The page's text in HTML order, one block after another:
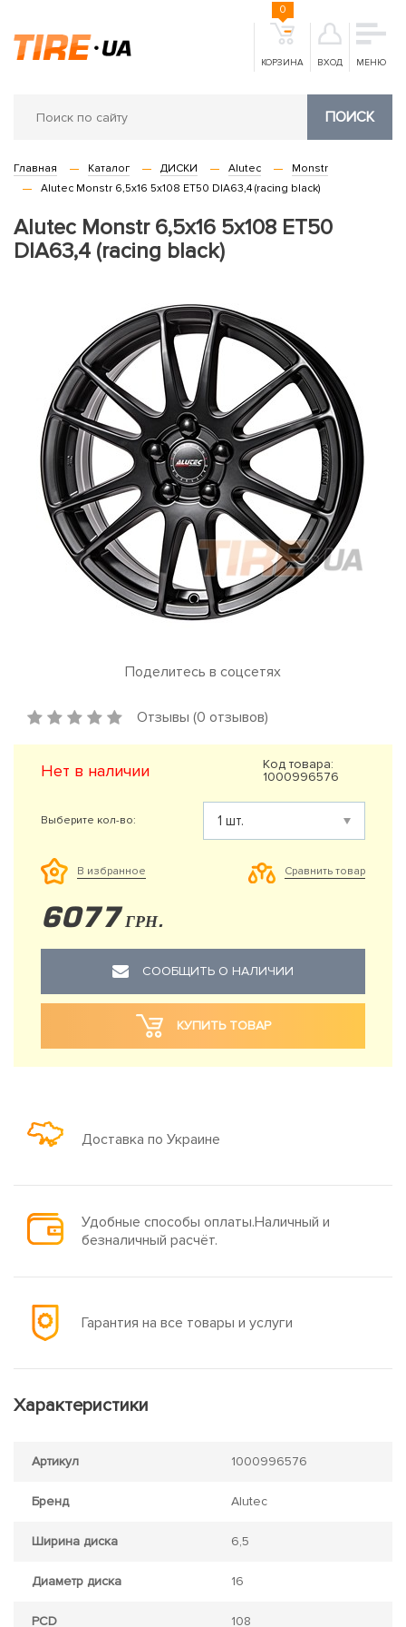
КОРЗИНА
0
ВХОД МЕНЮ
ПОИСК
Главная Каталог ДИСКИ Alutec
Monstr
Alutec Monstr 6,5x16 5x108 ET50 DIA63,4 (racing black)
Alutec Monstr 6,5x16 5x108 ET50
DIA63,4 (racing black)
Поделитесь в соцсетях
Отзывы (0 отзывов)
Нет в наличии
Код товара:
1000996576
Выберите кол-во:
В избранное Сравнить товар
6077 ГРН.
СООБЩИТЬ О НАЛИЧИИ
КУПИТЬ ТОВАР
Доставка по Украине
Удобные способы оплаты.Наличный и
безналичный расчёт.
Гарантия на все товары и услуги
Характеристики
Артикул 1000996576
Бренд Alutec
Ширина диска 6,5
Диаметр диска 16
PCD 108